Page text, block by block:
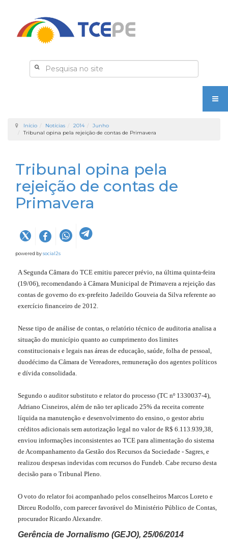
Início Notícias 2014
Junho
Tribunal opina pela rejeição de contas de Primavera
Tribunal opina pela
rejeição de contas de
Primavera
powered bysocial2s
A Segunda Câmara do TCE emitiu parecer prévio, na última quinta-feira
(19/06), recomendando à Câmara Municipal de Primavera a rejeição das
contas de governo do ex-prefeito Jadeildo Gouveia da Silva referente ao
exercício financeiro de 2012.
Nesse tipo de análise de contas, o relatório técnico de auditoria analisa a
situação do município quanto ao cumprimento dos limites
constitucionais e legais nas áreas de educação, saúde, folha de pessoal,
duodécimo da Câmara de Vereadores, remuneração dos agentes políticos
e dívida consolidada.
Segundo o auditor substituto e relator do processo (TC nº 1330037-4),
Adriano Cisneiros, além de não ter aplicado 25% da receita corrente
líquida na manutenção e desenvolvimento do ensino, o gestor abriu
créditos adicionais sem autorização legal no valor de R$ 6.113.939,38,
enviou informações inconsistentes ao TCE para alimentação do sistema
de Acompanhamento da Gestão dos Recursos da Sociedade - Sagres, e
realizou despesas indevidas com recursos do Fundeb. Cabe recurso desta
decisão para o Tribunal Pleno.
O voto do relator foi acompanhado pelos conselheiros Marcos Loreto e
Dirceu Rodolfo, com parecer favorável do Ministério Público de Contas,
procurador Ricardo Alexandre.
Gerência de Jornalismo (GEJO), 25/06/2014